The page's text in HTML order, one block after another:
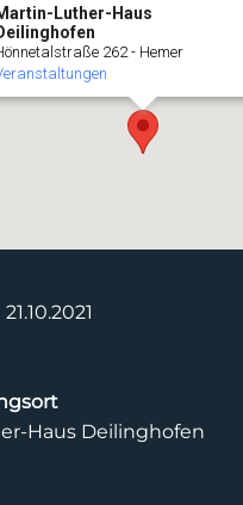
Luther-Haus
262 - Hemer
Haus Deilinghofen